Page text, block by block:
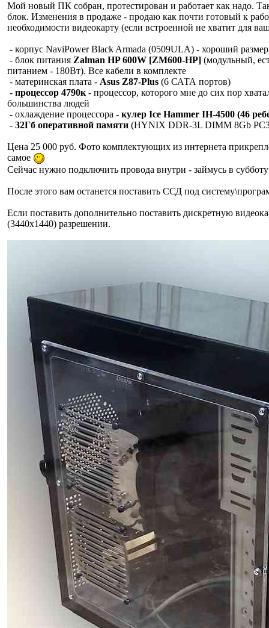
Мой новый ПК собран, протестирован и работает как надо.
блок. Изменения в продаже - продаю как почти готовый к
необходимости видеокарту (если встроенной не хватит для
- корпус NaviPower Black Armada (0509ULA) - хороший
- блок питания Zalman HP 600W [ZM600-HP] (модульный,
питанием - 180Вт). Все кабели в комплекте
- материнская плата - Asus Z87-Plus (6 САТА портов)
- процессор 4790к - процессор, которого мне до сих пор
большинства людей
- охлаждение процессора - кулер Ice Hammer IH-4500 (46
- 32Гб оперативной памяти (HYNIX DDR-3L DIMM 8Gb
Цена 25 000 руб. Фото комплектующих из интернета
самое
Сейчас нужно подключить провода внутри - займусь в
После этого вам останется поставить ССД под
Если поставить дополнительно поставить дискретную
(3440х1440) разрешении.